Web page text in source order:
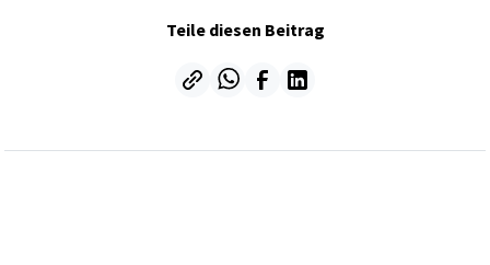
Teile diesen Beitrag